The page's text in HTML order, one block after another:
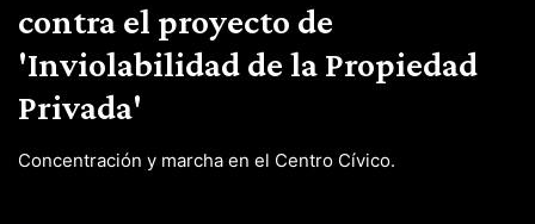
contra el proyecto de
'Inviolabilidad de la Propiedad
Privada'
Concentración y marcha en el Centro Cívico.